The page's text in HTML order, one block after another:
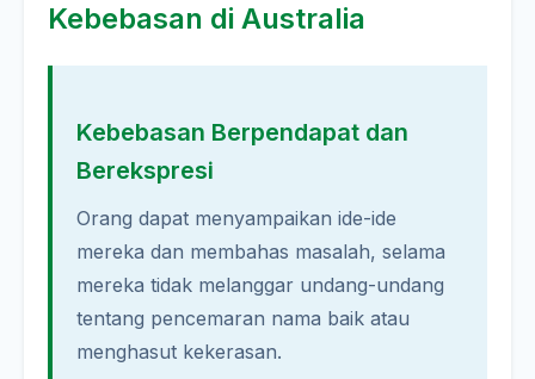
Kebebasan di Australia
Kebebasan Berpendapat dan
Berekspresi
Orang dapat menyampaikan ide-ide
mereka dan membahas masalah, selama
mereka tidak melanggar undang-undang
tentang pencemaran nama baik atau
menghasut kekerasan.